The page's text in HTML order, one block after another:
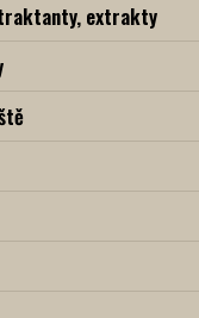
extrakty